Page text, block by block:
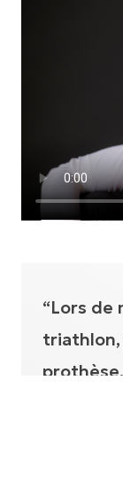
“Lors de
triathlon,